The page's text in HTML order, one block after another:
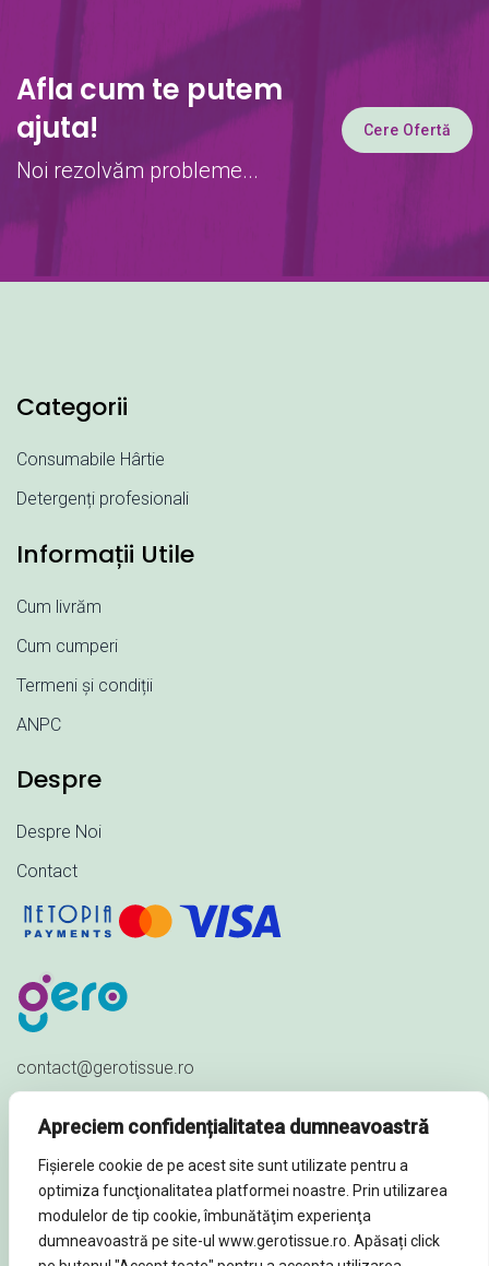
Apreciem confidențialitatea dumneavoastră
Fișierele cookie de pe acest site sunt utilizate pentru a
optimiza funcţionalitatea platformei noastre. Prin utilizarea
modulelor de tip cookie, îmbunătăţim experienţa
dumneavoastră pe site-ul www.gerotissue.ro. Apăsați click
Afla cum te putem
ajuta!
Noi rezolvăm probleme...
Cere Ofertă
Categorii
Consumabile Hârtie
Detergenți profesionali
Informații Utile
Cum livrăm
Cum cumperi
Termeni și condiții
ANPC
Despre
Despre Noi
Contact
contact@gerotissue.ro
Str. Al. Ioan Cuza nr. 23,
Sat Păuleștii Noi, Comuna Păulești,
Prahova - ROMÂNIA